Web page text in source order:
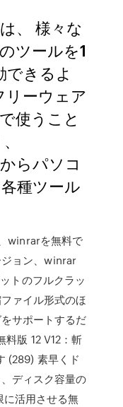
、 様々な
ツールを1
きるよ
リーウェア
使うこと
らパソコ
種ツール
winrarを無料で
ョン、winrar
トのフルクラッ
ァイル形式のほ
サポートするだ
版 12 V12：斬
(289) 素早くド
ディスク容量の
活用させる無